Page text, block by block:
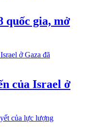
quốc gia, mở
của Israel ở